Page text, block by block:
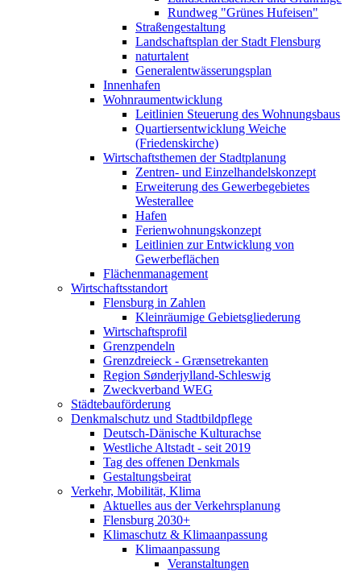
Rundweg "Grünes Hufeisen"
Straßengestaltung
Landschaftsplan der Stadt Flensburg
naturtalent
Generalentwässerungsplan
Innenhafen
Wohnraumentwicklung
Leitlinien Steuerung des Wohnungsbaus
Quartiersentwicklung Weiche
(Friedenskirche)
Wirtschaftsthemen der Stadtplanung
Zentren- und Einzelhandelskonzept
Erweiterung des Gewerbegebietes
Westerallee
Hafen
Ferienwohnungskonzept
Leitlinien zur Entwicklung von
Gewerbeflächen
Flächenmanagement
Wirtschaftsstandort
Flensburg in Zahlen
Kleinräumige Gebietsgliederung
Wirtschaftsprofil
Grenzpendeln
Grenzdreieck - Grænsetrekanten
Region Sønderjylland-Schleswig
Zweckverband WEG
Städtebauförderung
Denkmalschutz und Stadtbildpflege
Deutsch-Dänische Kulturachse
Westliche Altstadt - seit 2019
Tag des offenen Denkmals
Gestaltungsbeirat
Verkehr, Mobilität, Klima
Aktuelles aus der Verkehrsplanung
Flensburg 2030+
Klimaschutz & Klimaanpassung
Klimaanpassung
Veranstaltungen